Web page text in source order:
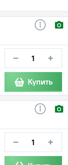
− +
Купить
− +